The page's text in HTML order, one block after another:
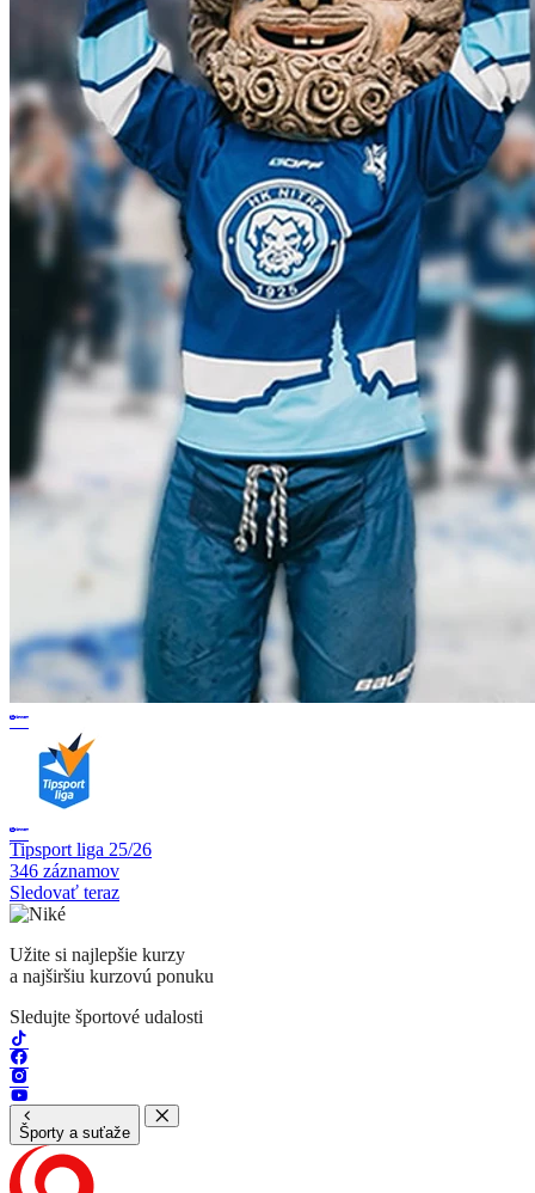
Tipsport liga 25/26
346 záznamov
Sledovať teraz
Užite si najlepšie kurzy
a najširšiu kurzovú ponuku
Sledujte športové udalosti
Športy a suťaže